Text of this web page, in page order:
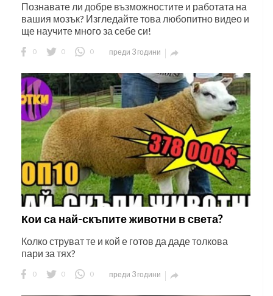
Познавате ли добре възможностите и работата на
вашия мозък? Изгледайте това любопитно видео и
ще научите много за себе си!
0 0 0 преди 3 години 
Кои са най-скъпите животни в света?
Колко струват те и кой е готов да даде толкова
пари за тях?
0 0 0 преди 3 години 